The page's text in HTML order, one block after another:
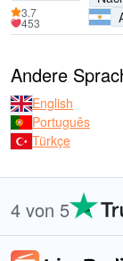
3.7
453
Andere
English
Português
Türkçe
4 von 5